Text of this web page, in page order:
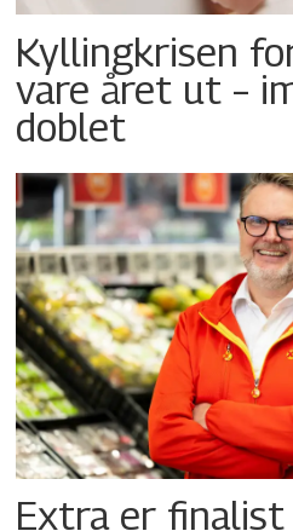
Kyllingkrisen
vare året ut –
doblet
Extra er